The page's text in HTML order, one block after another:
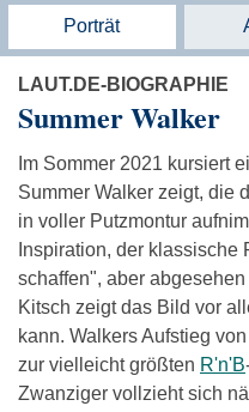
Porträt
LAUT.DE-BIOGRAPHIE
Summer Walker
Im Sommer 2021 kursiert
Summer Walker zeigt, die
in voller Putzmontur
Inspiration, der
schaffen", aber
Kitsch zeigt das Bild vor
kann. Walkers Aufstieg
zur vielleicht größten R'n'B
Zwanziger vollzieht sich